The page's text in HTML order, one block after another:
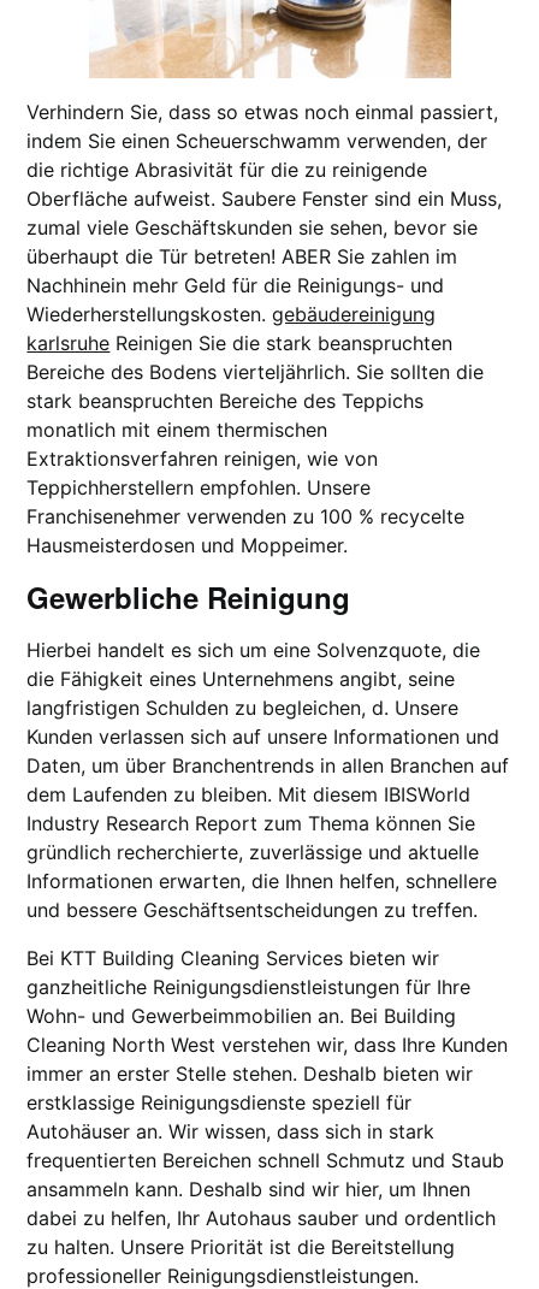
Verhindern Sie, dass so etwas noch einmal passiert,
indem Sie einen Scheuerschwamm verwenden, der
die richtige Abrasivität für die zu reinigende
Oberfläche aufweist. Saubere Fenster sind ein Muss,
zumal viele Geschäftskunden sie sehen, bevor sie
überhaupt die Tür betreten! ABER Sie zahlen im
Nachhinein mehr Geld für die Reinigungs- und
Wiederherstellungskosten.gebäudereinigung
karlsruhe Reinigen Sie die stark beanspruchten
Bereiche des Bodens vierteljährlich. Sie sollten die
stark beanspruchten Bereiche des Teppichs
monatlich mit einem thermischen
Extraktionsverfahren reinigen, wie von
Teppichherstellern empfohlen. Unsere
Franchisenehmer verwenden zu 100 % recycelte
Hausmeisterdosen und Moppeimer.
Gewerbliche Reinigung
Hierbei handelt es sich um eine Solvenzquote, die
die Fähigkeit eines Unternehmens angibt, seine
langfristigen Schulden zu begleichen, d. Unsere
Kunden verlassen sich auf unsere Informationen und
Daten, um über Branchentrends in allen Branchen auf
dem Laufenden zu bleiben. Mit diesem IBISWorld
Industry Research Report zum Thema können Sie
gründlich recherchierte, zuverlässige und aktuelle
Informationen erwarten, die Ihnen helfen, schnellere
und bessere Geschäftsentscheidungen zu treffen.
Bei KTT Building Cleaning Services bieten wir
ganzheitliche Reinigungsdienstleistungen für Ihre
Wohn- und Gewerbeimmobilien an. Bei Building
Cleaning North West verstehen wir, dass Ihre Kunden
immer an erster Stelle stehen. Deshalb bieten wir
erstklassige Reinigungsdienste speziell für
Autohäuser an. Wir wissen, dass sich in stark
frequentierten Bereichen schnell Schmutz und Staub
ansammeln kann. Deshalb sind wir hier, um Ihnen
dabei zu helfen, Ihr Autohaus sauber und ordentlich
zu halten. Unsere Priorität ist die Bereitstellung
professioneller Reinigungsdienstleistungen.